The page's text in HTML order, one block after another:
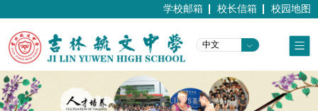
学校邮箱 校长信箱 校园地图
中文